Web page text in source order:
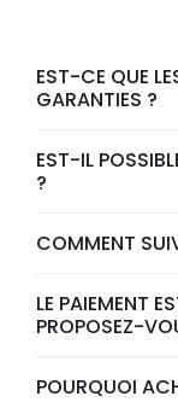
EST-CE QUE
GARANTIES ?
EST-IL
?
COMMENT
LE PAIEMENT
PROPOSEZ-
POURQUOI